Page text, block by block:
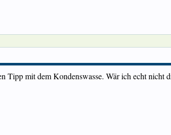
Tipp mit dem Kondenswasse. Wär ich echt nicht